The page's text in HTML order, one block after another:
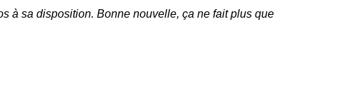
à sa disposition. Bonne nouvelle, ça ne fait plus que